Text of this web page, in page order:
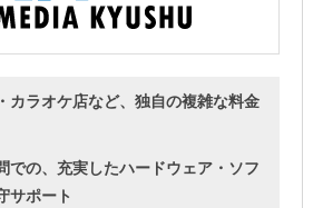
カラオケ店など、独自の複雑な料金
での、充実したハードウェア・ソフ
サポート